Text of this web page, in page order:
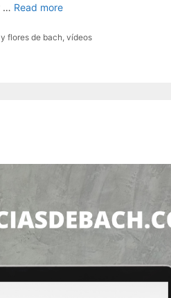
… Read more
flores de bach ,vídeos